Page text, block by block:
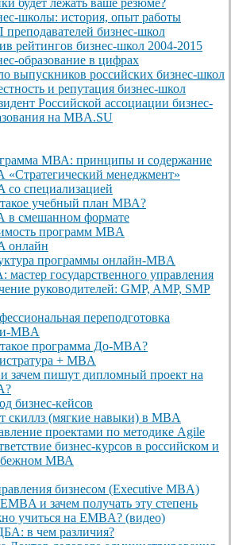
школы: история, опыт работы
бизнес-школ
рейтингов бизнес-школ 2004-2015
образование в цифрах
выпускников российских бизнес-школ
и репутация бизнес-школ
Российской ассоциации бизнес-
на MBA.SU
МВА: принципы и содержание
менеджмент»
со специализацией
учебный план МВА?
смешанном формате
программ MBA
онлайн
программы онлайн-MBA
мастер государственного управления
руководителей: GMP, AMP, SMP
переподготовка
MBA
программа До-MBA?
+ MBA
зачем пишут дипломный проект на
бизнес-кейсов
скиллз (мягкие навыки) в MBA
проектами по методике Agile
бизнес-курсов в российском и
МВА
бизнесом (Executive MBA)
и зачем получать эту степень
учиться на EMBA? (видео)
в чем различия?